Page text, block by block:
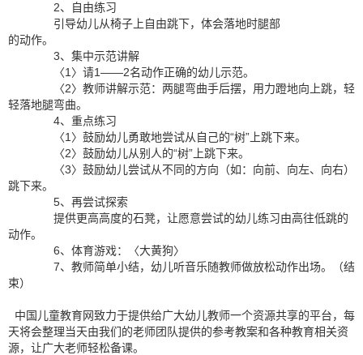
2、自由练习
引导幼儿从椅子上自由跳下，体会落地时腿部
的动作。
3、集中示范讲解
〈1〉请1——2名动作正确的幼儿示范。
〈2〉教师讲解示范：两腿弯曲手后摆，用力蹬地向上跳，轻
轻落地腿弯曲。
4、重点练习
〈1〉鼓励幼儿勇敢地尝试从自己的“树”上跳下来。
〈2〉鼓励幼儿从别人的“树”上跳下来。
〈3〉鼓励幼儿尝试从不同的方向（如：向前、向左、向右）
跳下来。
5、再尝试探索
提供更高高度的石凳，让愿意尝试的幼儿练习由高往低跳的
动作。
6、体育游戏：〈大黄狗〉
7、教师简单小结，幼儿听音乐随教师做放松动作出场。（结
束）
中国儿童教育网致力于提供给广大幼儿教师一个资源共享的平台，每
天将会整理当天由我们的老师团队提供的参考教案和各种教育相关资
源，让广大老师轻松备课。